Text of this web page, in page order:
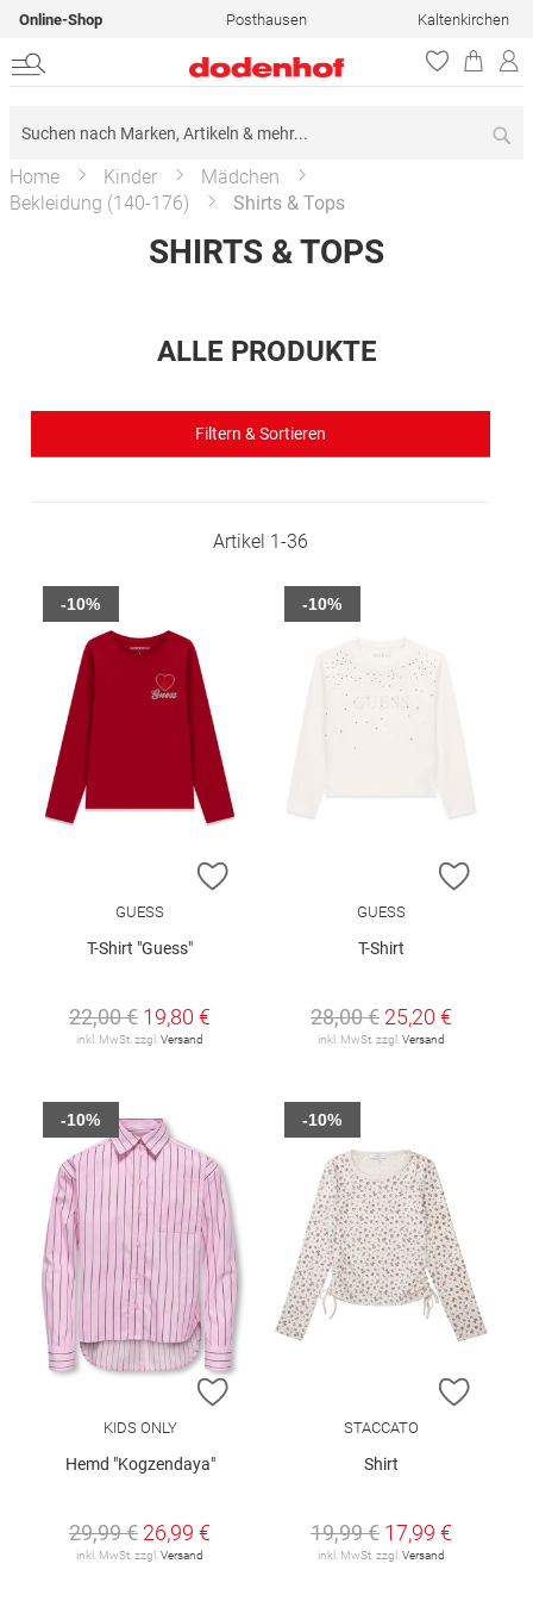
Online-Shop Posthausen Kaltenkirchen
Home Kinder
Mädchen
Bekleidung (140-176)
Shirts & Tops
SHIRTS & TOPS
ALLE PRODUKTE
Filtern & Sortieren
Artikel 1-36
ZUR WUNSCHLISTE HINZUFÜGEN
GUESS
T-Shirt "Guess"
22,00 € 19,80 €
inkl. MwSt. zzgl. Versand
-10%
ZUR
GUESS
T-Shirt
28,00 € 25,20 €
inkl. MwSt. zzgl. Versand
-10%
ZUR WUNSCHLISTE HINZUFÜGEN
KIDS ONLY
Hemd "Kogzendaya"
29,99 € 26,99 €
inkl. MwSt. zzgl. Versand
-10%
ZUR
STACCATO
Shirt
19,99 € 17,99 €
inkl. MwSt. zzgl. Versand
-10%